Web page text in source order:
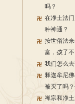
吗？
在净土法
种神通？
按世俗法
富，孩子不
我们怎么去
释迦牟尼
被灭了吗？
禅宗和净